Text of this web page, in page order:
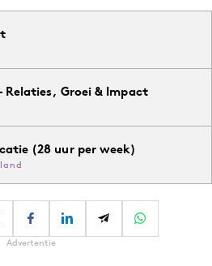
Groei & Impact
(28 uur per week)
Advertentie